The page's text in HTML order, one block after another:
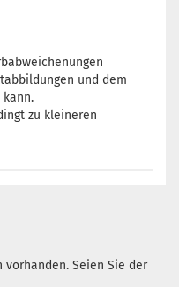
und dem
zu kleineren
Seien Sie der